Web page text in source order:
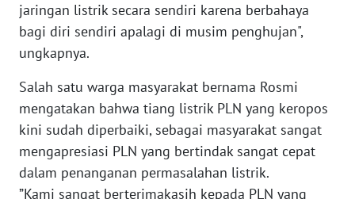
jaringan listrik secara sendiri karena berbahaya
bagi diri sendiri apalagi di musim penghujan",
ungkapnya.
Salah satu warga masyarakat bernama Rosmi
mengatakan bahwa tiang listrik PLN yang keropos
kini sudah diperbaiki, sebagai masyarakat sangat
mengapresiasi PLN yang bertindak sangat cepat
dalam penanganan permasalahan listrik.
”Kami sangat berterimakasih kepada PLN yang
WN
JOGJA
WN
JATIM
BALI